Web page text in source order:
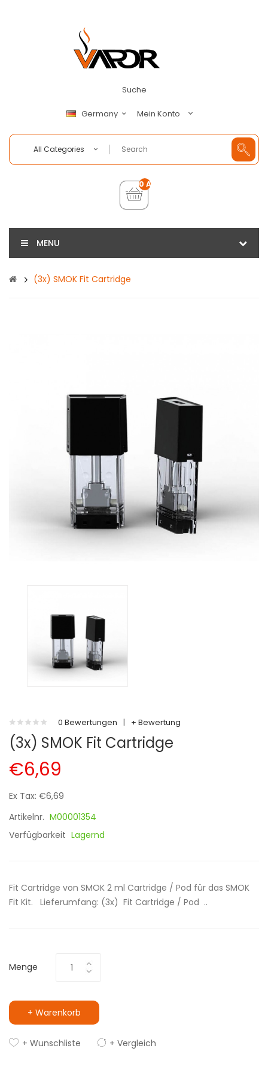
Suche
Germany Mein Konto
All Categories
0 Artikel - €0,00
MENU
(3x) SMOK Fit Cartridge
0 Bewertungen | + Bewertung
(3x) SMOK Fit Cartridge
€6,69
Ex Tax: €6,69
Artikelnr. M00001354
Verfügbarkeit Lagernd
Fit Cartridge von SMOK 2 ml Cartridge / Pod für das SMOK
Fit Kit. Lieferumfang: (3x) Fit Cartridge / Pod ..
Menge
+ Warenkorb
+ Wunschliste + Vergleich